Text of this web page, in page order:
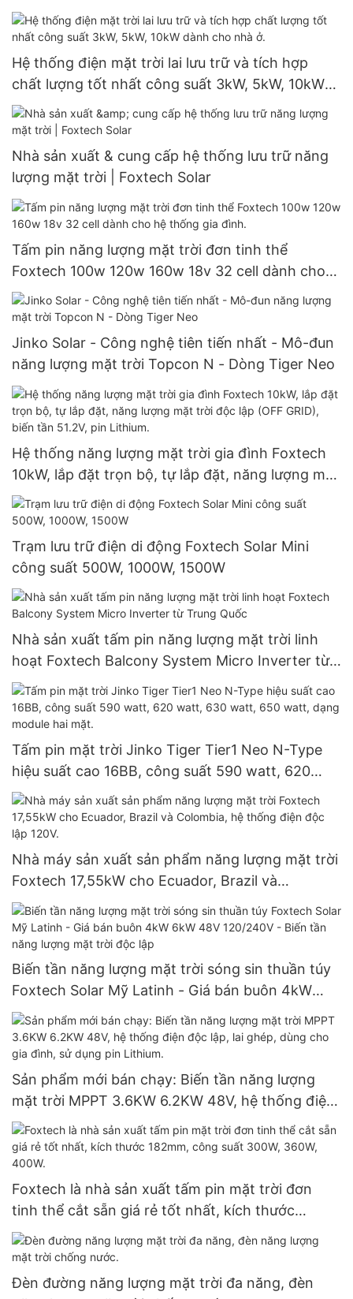
100W, điều khiển từ xa, chống nước IP65, có cảm
biến chuyển động và pin lithium.
Hệ thống điện mặt trời lai lưu trữ và tích hợp
chất lượng tốt nhất công suất 3kW, 5kW, 10kW
dành cho nhà ở.
Nhà sản xuất & cung cấp hệ thống lưu trữ năng
lượng mặt trời | Foxtech Solar
Tấm pin năng lượng mặt trời đơn tinh thể
Foxtech 100w 120w 160w 18v 32 cell dành cho
hệ thống gia đình.
Jinko Solar - Công nghệ tiên tiến nhất - Mô-đun
năng lượng mặt trời Topcon N - Dòng Tiger Neo
Hệ thống năng lượng mặt trời gia đình Foxtech
10kW, lắp đặt trọn bộ, tự lắp đặt, năng lượng mặt
trời độc lập (OFF GRID), biến tần 51.2V, pin
Lithium.
Trạm lưu trữ điện di động Foxtech Solar Mini
công suất 500W, 1000W, 1500W
Nhà sản xuất tấm pin năng lượng mặt trời linh
hoạt Foxtech Balcony System Micro Inverter từ
Trung Quốc
Tấm pin mặt trời Jinko Tiger Tier1 Neo N-Type
hiệu suất cao 16BB, công suất 590 watt, 620
watt, 630 watt, 650 watt, dạng module hai mặt.
Nhà máy sản xuất sản phẩm năng lượng mặt trời
Foxtech 17,55kW cho Ecuador, Brazil và
Colombia, hệ thống điện độc lập 120V.
Biến tần năng lượng mặt trời sóng sin thuần túy
Foxtech Solar Mỹ Latinh - Giá bán buôn 4kW
6kW 48V 120/240V - Biến tần năng lượng mặt
trời độc lập
Sản phẩm mới bán chạy: Biến tần năng lượng
mặt trời MPPT 3.6KW 6.2KW 48V, hệ thống điện
độc lập, lai ghép, dùng cho gia đình, sử dụng pin
Lithium.
Foxtech là nhà sản xuất tấm pin mặt trời đơn
tinh thể cắt sẵn giá rẻ tốt nhất, kích thước
182mm, công suất 300W, 360W, 400W.
Đèn đường năng lượng mặt trời đa năng, đèn